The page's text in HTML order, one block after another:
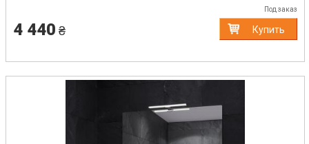
Под заказ
4 440 ₴ Купить